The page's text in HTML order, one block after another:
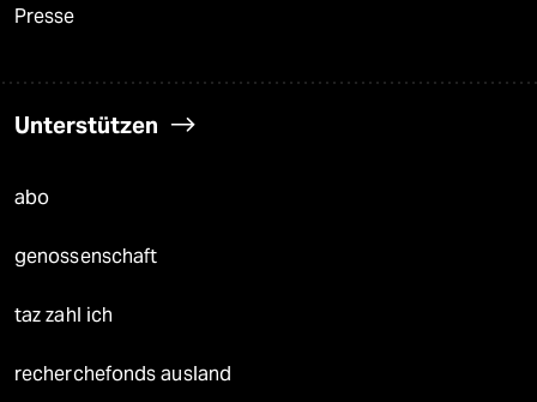
Presse
Unterstützen
abo
genossenschaft
taz zahl ich
recherchefonds ausland